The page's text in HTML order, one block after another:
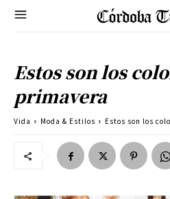
Estos son los
primavera
Vida Moda & Estilos Estos son los